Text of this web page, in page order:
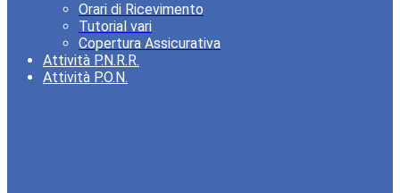
Orari di Ricevimento
Tutorial vari
Copertura Assicurativa
Attività P.N.R.R.
Attività P.O.N.